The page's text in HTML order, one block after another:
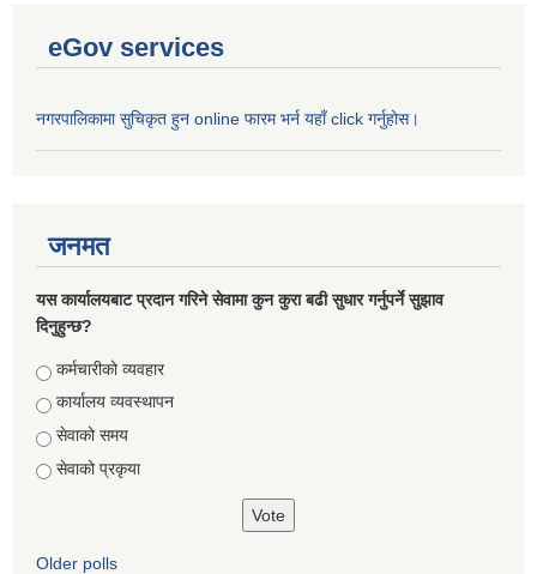
eGov services
नगरपालिकामा सुचिकृत हुन online फारम भर्न यहाँ click गर्नुहोस।
जनमत
यस कार्यालयबाट प्रदान गरिने सेवामा कुन कुरा बढी सुधार गर्नुपर्ने सुझाव
दिनुहुन्छ?
Choices
कर्मचारीको व्यवहार
कार्यालय व्यवस्थापन
सेवाको समय
सेवाको प्रकृया
Older polls